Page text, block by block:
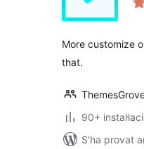
More customize
that.
90+
S'ha provat